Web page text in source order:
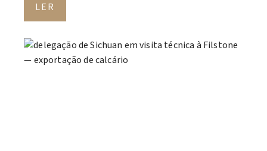
LER